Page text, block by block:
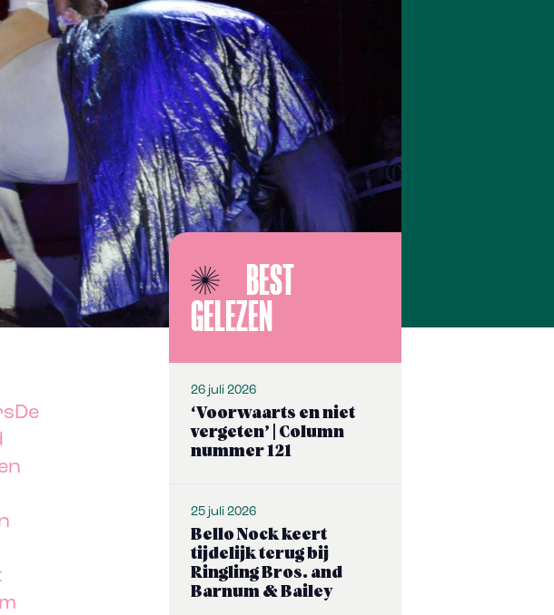
De
BEST
GELEZEN
26 juli 2026
‘Voorwaarts en niet
vergeten’ | Column
nummer 121
25 juli 2026
Bello Nock keert
tijdelijk terug bij
Ringling Bros. and
Barnum & Bailey